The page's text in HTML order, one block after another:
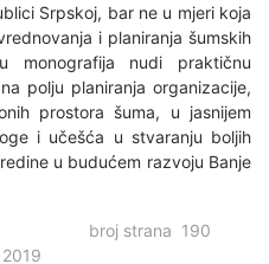
Srpskoj, bar ne u mjeri koja
i planiranja šumskih
monografija nudi praktičnu
polju planiranja organizacije,
prostora šuma, u jasnijem
i učešća u stvaranju boljih
u budućem razvoju Banje
3 broj strana 190